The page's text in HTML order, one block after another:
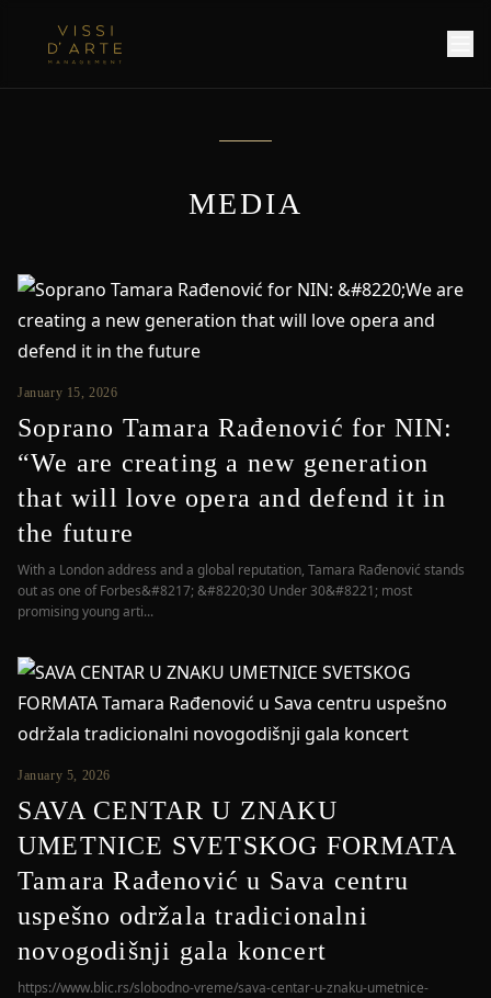
MEDIA
January 15, 2026
Soprano Tamara Rađenović for NIN:
“We are creating a new generation
that will love opera and defend it in
the future
With a London address and a global reputation, Tamara Rađenović stands
out as one of Forbes&#8217; &#8220;30 Under 30&#8221; most
promising young arti...
January 5, 2026
SAVA CENTAR U ZNAKU
UMETNICE SVETSKOG FORMATA
Tamara Rađenović u Sava centru
uspešno održala tradicionalni
novogodišnji gala koncert
https://www.blic.rs/slobodno-vreme/sava-centar-u-znaku-umetnice-